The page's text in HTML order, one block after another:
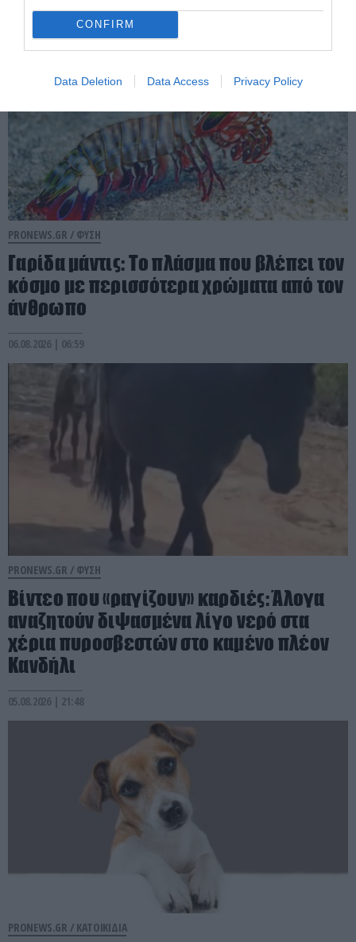
CONFIRM
Data Deletion Data Access Privacy Policy
06.08.2026 | 07:35
PRONEWS.GR / ΦΥΣΗ
Γαρίδα μάντις: Το πλάσμα που βλέπει τον
κόσμο με περισσότερα χρώματα από τον
άνθρωπο
06.08.2026 | 06:59
PRONEWS.GR / ΦΥΣΗ
Βίντεο που «ραγίζουν» καρδιές: Άλογα
αναζητούν διψασμένα λίγο νερό στα
χέρια πυροσβεστών στο καμένο πλέον
Κανδήλι
05.08.2026 | 21:48
PRONEWS.GR / ΚΑΤΟΙΚΙΔΙΑ